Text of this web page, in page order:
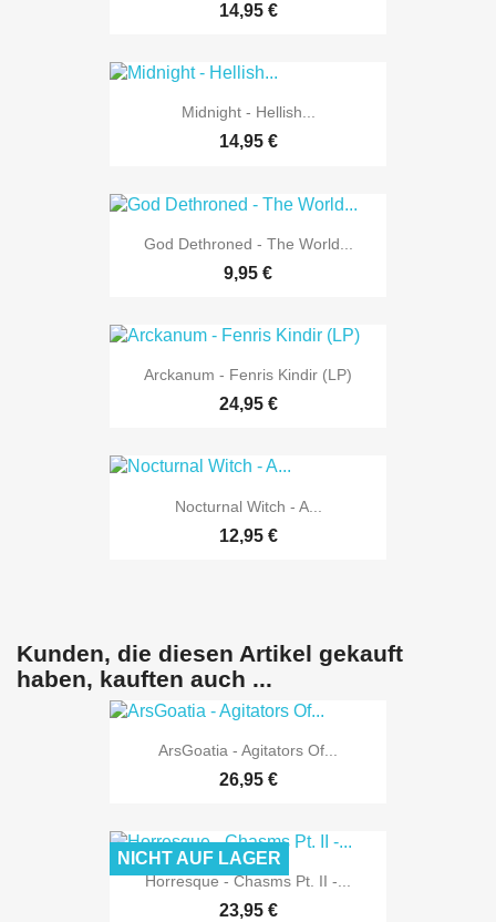
14,95 €
Midnight - Hellish...
14,95 €
God Dethroned - The World...
9,95 €
Arckanum - Fenris Kindir (LP)
24,95 €
Nocturnal Witch - A...
12,95 €
Kunden, die diesen Artikel gekauft
haben, kauften auch ...
ArsGoatia - Agitators Of...
26,95 €
Horresque - Chasms Pt. II -...
23,95 €
NICHT AUF LAGER